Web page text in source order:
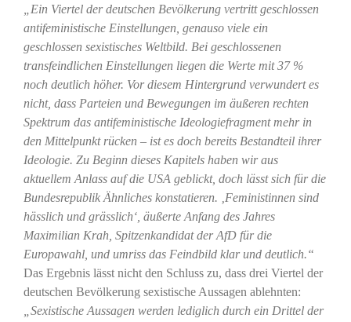
„Ein Viertel der deutschen Bevölkerung vertritt geschlossen
antifeministische Einstellungen, genauso viele ein
geschlossen sexistisches Weltbild. Bei geschlossenen
transfeindlichen Einstellungen liegen die Werte mit 37 %
noch deutlich höher. Vor diesem Hintergrund verwundert es
nicht, dass Parteien und Bewegungen im äußeren rechten
Spektrum das antifeministische Ideologiefragment mehr in
den Mittelpunkt rücken – ist es doch bereits Bestandteil ihrer
Ideologie. Zu Beginn dieses Kapitels haben wir aus
aktuellem Anlass auf die USA geblickt, doch lässt sich für die
Bundesrepublik Ähnliches konstatieren. ‚Feministinnen sind
hässlich und grässlich‘, äußerte Anfang des Jahres
Maximilian Krah, Spitzenkandidat der AfD für die
Europawahl, und umriss das Feindbild klar und deutlich.“
Das Ergebnis lässt nicht den Schluss zu, dass drei Viertel der
deutschen Bevölkerung sexistische Aussagen ablehnten:
„Sexistische Aussagen werden lediglich durch ein Drittel der